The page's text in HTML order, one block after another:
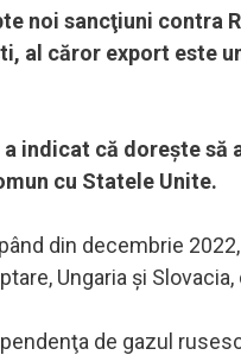
noi sancţiuni contra
al căror export este
a indicat că doreşte
cu Statele Unite.
din decembrie
Ungaria şi
de gazul